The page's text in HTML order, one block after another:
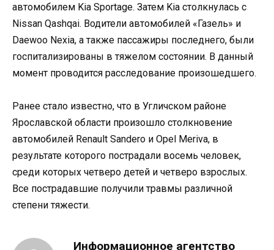
автомобилем Kia Sportage. Затем Kia столкнулась с
Nissan Qashqai. Водители автомобилей «Газель» и
Daewoo Nexia, а также пассажиры последнего, были
госпитализированы в тяжелом состоянии. В данный
момент проводится расследование произошедшего.
Ранее стало известно, что в Угличском районе
Ярославской области произошло столкновение
автомобилей Renault Sandero и Opel Meriva, в
результате которого пострадали восемь человек,
среди которых четверо детей и четверо взрослых.
Все пострадавшие получили травмы различной
степени тяжести.
Информационное агентство